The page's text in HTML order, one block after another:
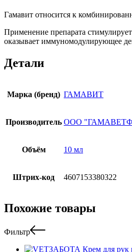
Гамавит относится к
Применение препарата
оказывает иммуномодулирующее
Детали
Марка (бренд) ГАМАВИТ
Производитель ООО
Объём 10 мл
Штрих-код 4607153380322
Похожие товары
Фильтр